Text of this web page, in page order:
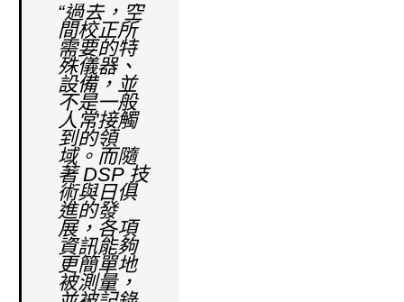
“過去，空
間校正所
需要的特
殊儀器、
設備，並
不是一般
人常接觸
到的領
域。而隨
著 DSP 技
術與日俱
進的發
展，各項
資訊能夠
更簡單地
被測量，